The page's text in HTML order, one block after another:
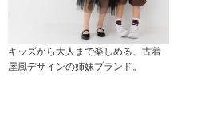
キッズから大人まで楽しめる、古着
屋風デザインの姉妹ブランド。